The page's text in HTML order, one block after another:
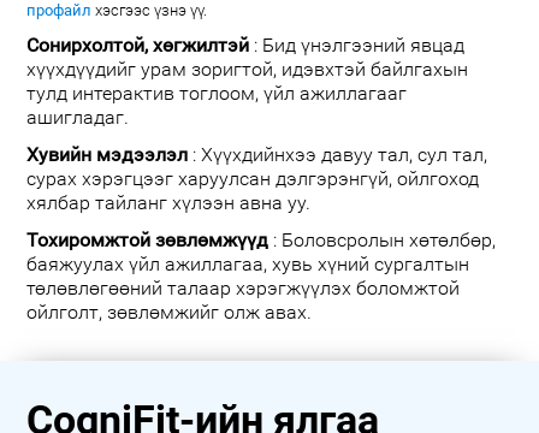
профайл хэсгээс үзнэ үү.
Сонирхолтой, хөгжилтэй : Бид үнэлгээний явцад
хүүхдүүдийг урам зоригтой, идэвхтэй байлгахын
тулд интерактив тоглоом, үйл ажиллагааг
ашигладаг.
Хувийн мэдээлэл : Хүүхдийнхээ давуу тал, сул тал,
сурах хэрэгцээг харуулсан дэлгэрэнгүй, ойлгоход
хялбар тайланг хүлээн авна уу.
Тохиромжтой зөвлөмжүүд : Боловсролын хөтөлбөр,
баяжуулах үйл ажиллагаа, хувь хүний сургалтын
төлөвлөгөөний талаар хэрэгжүүлэх боломжтой
ойлголт, зөвлөмжийг олж авах.
CogniFit-ийн ялгаа